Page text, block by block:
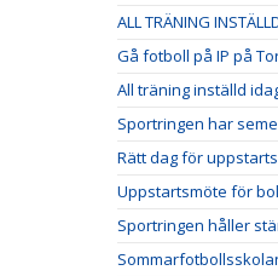
ALL TRÄNING
Gå fotboll på IP på
All träning inställd
Sportringen har
Rätt dag för
Uppstartsmöte för
Sportringen håller